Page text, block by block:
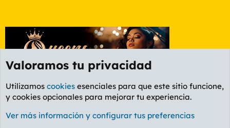
Foro Cine
Cookies
PL OLDSTYLE AMARILLO
Valoramos tu privacidad
Utilizamos cookies esenciales para que este sitio funcione,
y cookies opcionales para mejorar tu experiencia.
Ver más información y configurar tus preferencias